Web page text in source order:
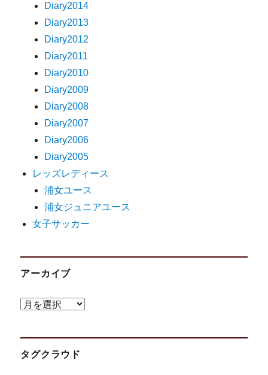
Diary2014
Diary2013
Diary2012
Diary2011
Diary2010
Diary2009
Diary2008
Diary2007
Diary2006
Diary2005
レッズレディース
浦女ユース
浦女ジュニアユース
女子サッカー
アーカイブ
ア
カ
イ
タグクラウド